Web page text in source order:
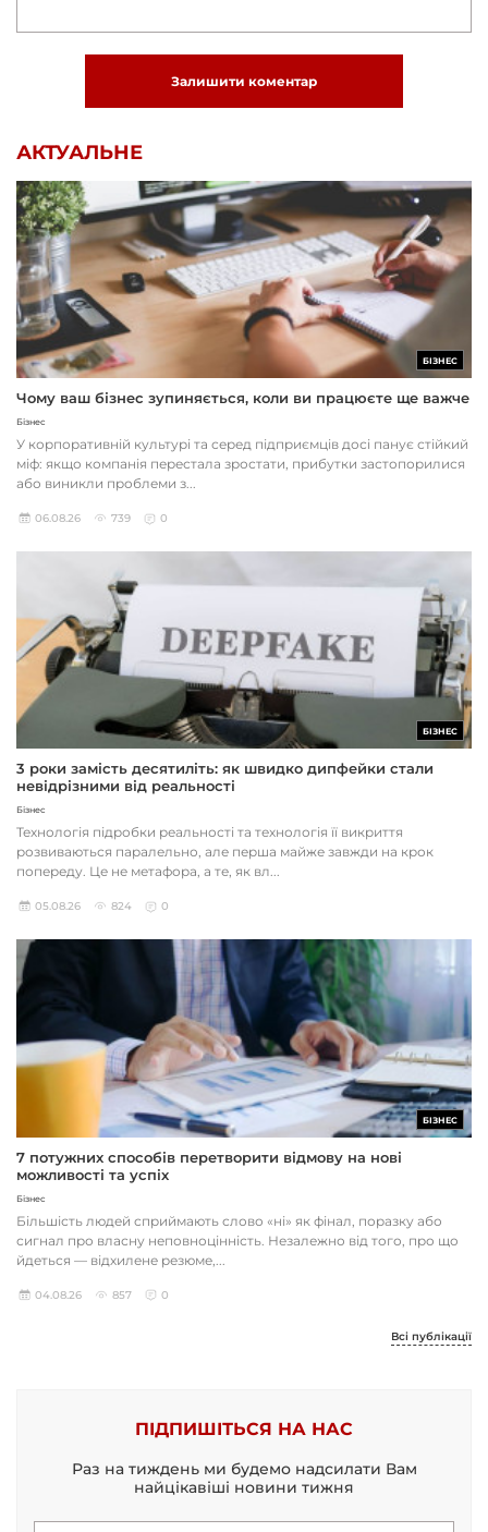
Залишити коментар
АКТУАЛЬНЕ
БІЗНЕС
Чому ваш бізнес зупиняється, коли ви працюєте ще важче
Бізнес
У корпоративній культурі та серед підприємців досі панує стійкий
міф: якщо компанія перестала зростати, прибутки застопорилися
або виникли проблеми з...
06.08.26 739 0
БІЗНЕС
3 роки замість десятиліть: як швидко дипфейки стали
невідрізними від реальності
Бізнес
Технологія підробки реальності та технологія її викриття
розвиваються паралельно, але перша майже завжди на крок
попереду. Це не метафора, а те, як вл...
05.08.26 824 0
БІЗНЕС
7 потужних способів перетворити відмову на нові
можливості та успіх
Бізнес
Більшість людей сприймають слово «ні» як фінал, поразку або
сигнал про власну неповноцінність. Незалежно від того, про що
йдеться — відхилене резюме,...
04.08.26 857 0
Всі публікації
ПІДПИШІТЬСЯ НА НАС
Раз на тиждень ми будемо надсилати Вам
найцікавіші новини тижня